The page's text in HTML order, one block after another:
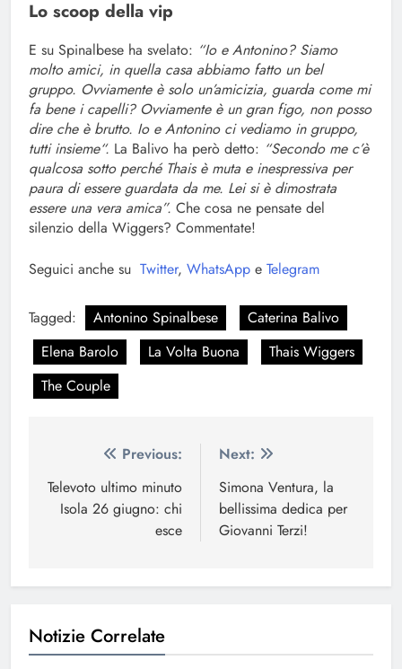
Lo scoop della vip
E su Spinalbese ha svelato: “Io e Antonino? Siamo
molto amici, in quella casa abbiamo fatto un bel
gruppo. Ovviamente è solo un’amicizia, guarda come mi
fa bene i capelli? Ovviamente è un gran figo, non posso
dire che è brutto. Io e Antonino ci vediamo in gruppo,
tutti insieme“. La Balivo ha però detto: “Secondo me c’è
qualcosa sotto perché Thais è muta e inespressiva per
paura di essere guardata da me. Lei si è dimostrata
essere una vera amica”. Che cosa ne pensate del
silenzio della Wiggers? Commentate!
Seguici anche su Twitter, WhatsApp e Telegram
Tagged: Antonino Spinalbese
Caterina Balivo
Elena Barolo
La Volta Buona
Thais Wiggers
The Couple
Navigazione
articoli
Previous:
Televoto ultimo minuto
Isola 26 giugno: chi
esce
Next:
Simona Ventura, la
bellissima dedica per
Giovanni Terzi!
Notizie Correlate